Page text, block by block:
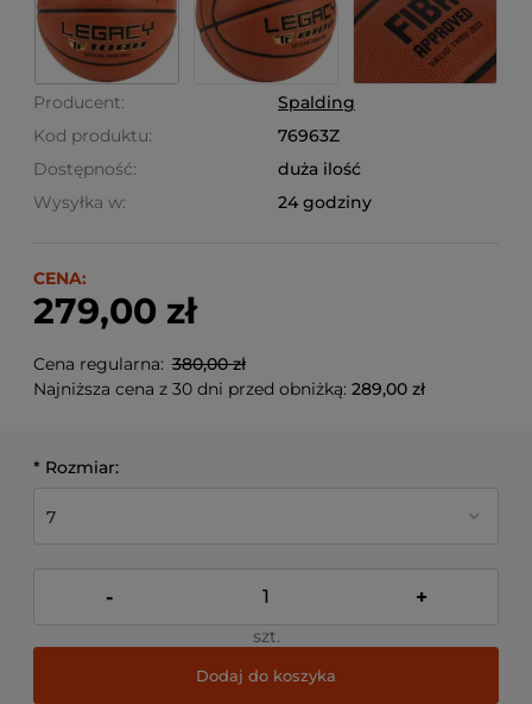
Producent:
Spalding
Kod produktu:
76963Z
Dostępność:
duża ilość
Wysyłka w:
24 godziny
CENA:
279,00 zł
Cena regularna: 380,00 zł
Najniższa cena z 30 dni przed obniżką: 289,00 zł
* Rozmiar:
- +
szt.
Dodaj do koszyka